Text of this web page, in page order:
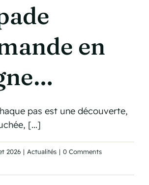
en
pas est une découverte,
[...]
2026 | Actualités | 0 Comments